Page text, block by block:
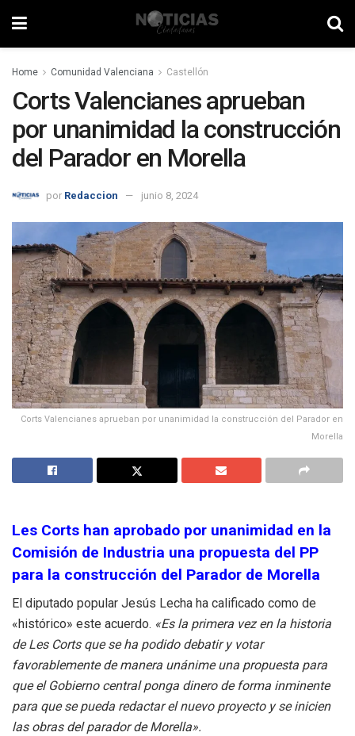
Home Comunidad Valenciana Castellón
Corts Valencianes aprueban
por unanimidad la construcción
del Parador en Morella
por Redaccion junio 8, 2024
Corts Valencianes aprueban por unanimidad la construcción del Parador en
Morella
Les Corts han aprobado por unanimidad en la
Comisión de Industria una propuesta del PP
para la construcción del Parador de Morella
El diputado popular Jesús Lecha ha calificado como de
«histórico» este acuerdo. «Es la primera vez en la historia
de Les Corts que se ha podido debatir y votar
favorablemente de manera unánime una propuesta para
que el Gobierno central ponga dinero de forma inminente
para que se pueda redactar el nuevo proyecto y se inicien
las obras del parador de Morella».